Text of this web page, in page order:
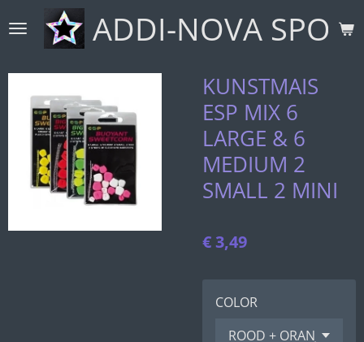
direct
de
hoofdinhoud
ADDI-NOVA
KUNSTMAIS
ESP MIX 6
LARGE & 6
MEDIUM 2
SMALL 2 MINI
€ 3,49
COLOR